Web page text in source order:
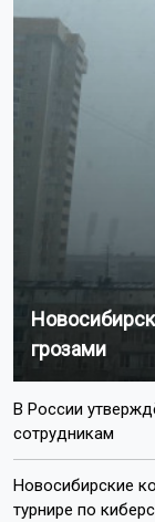
грозами
В России
сотрудникам
Новосибирские
турнире по